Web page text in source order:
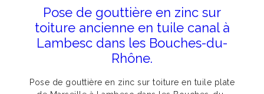
Pose de gouttière en zinc sur
toiture ancienne en tuile canal à
Lambesc dans les Bouches-du-
Rhône.
Pose de gouttière en zinc sur toiture en tuile plate